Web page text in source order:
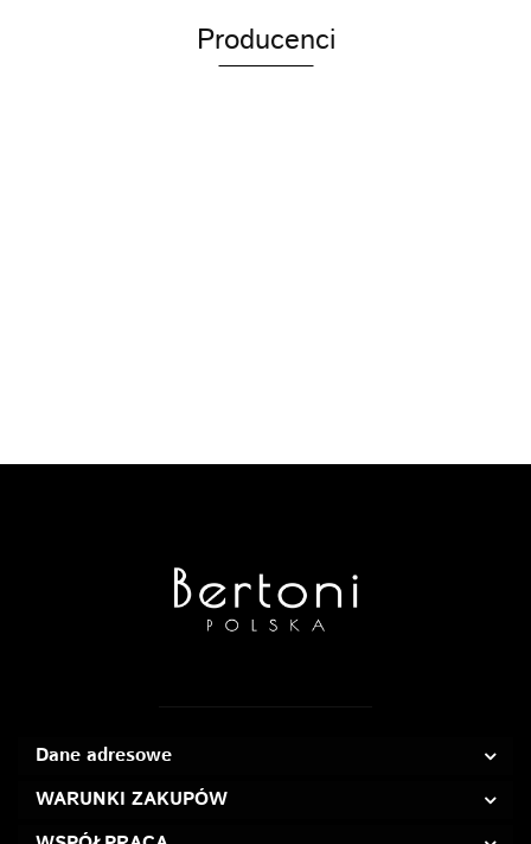
Producenci
Dane adresowe
WARUNKI ZAKUPÓW